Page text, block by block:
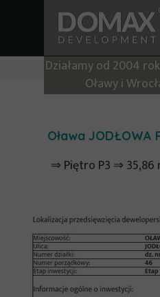
Działamy od 2004
Oławy i
Oława JODŁOWA
⇒ Piętro P3 ⇒ 35,86